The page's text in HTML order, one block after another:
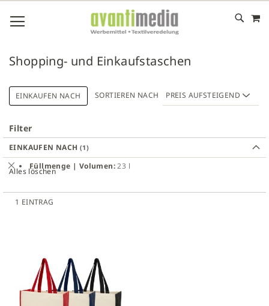
DIREKT
ZUM
STARTEN
Shopping- und Einkaufstaschen
Filter
EINKAUFEN NACH
EINKAUFEN NACH
Füllmenge | Volumen 23 l
Dies
entfernen
Alles löschen
1 EINTRAG
SORTIEREN NACH